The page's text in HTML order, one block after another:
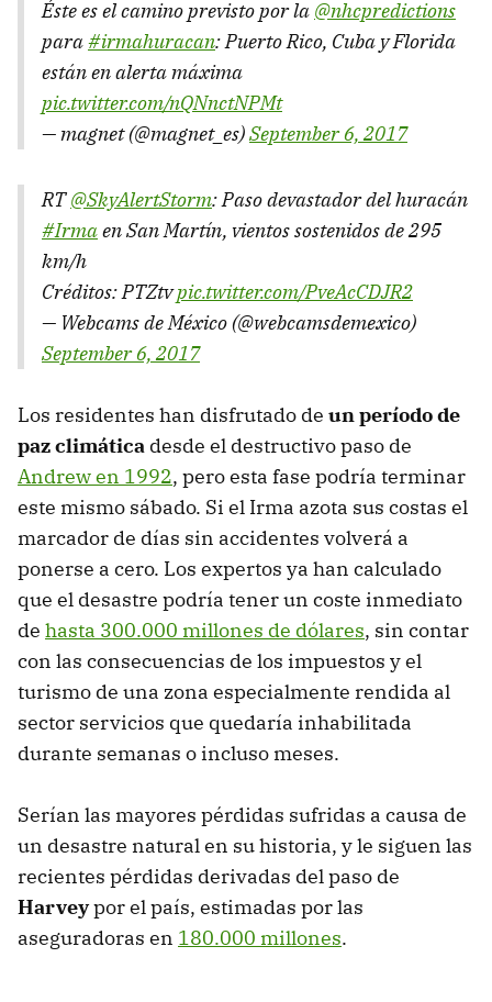
Éste es el camino previsto por la @nhcpredictions
para#irmahuracan: Puerto Rico, Cuba y Florida
están en alerta máxima
pic.twitter.com/nQNnctNPMt
— magnet (@magnet_es)September 6, 2017
RT@SkyAlertStorm: Paso devastador del huracán
#Irmaen San Martín, vientos sostenidos de 295
km/h
Créditos: PTZtvpic.twitter.com/PveAcCDJR2
— Webcams de México (@webcamsdemexico)
September 6, 2017
Los residentes han disfrutado de un período de
paz climática desde el destructivo paso de
Andrew en 1992, pero esta fase podría terminar
este mismo sábado. Si el Irma azota sus costas el
marcador de días sin accidentes volverá a
ponerse a cero. Los expertos ya han calculado
que el desastre podría tener un coste inmediato
de hasta 300.000 millones de dólares, sin contar
con las consecuencias de los impuestos y el
turismo de una zona especialmente rendida al
sector servicios que quedaría inhabilitada
durante semanas o incluso meses.
Serían las mayores pérdidas sufridas a causa de
un desastre natural en su historia, y le siguen las
recientes pérdidas derivadas del paso de
Harveypor el país, estimadas por las
aseguradoras en 180.000 millones.